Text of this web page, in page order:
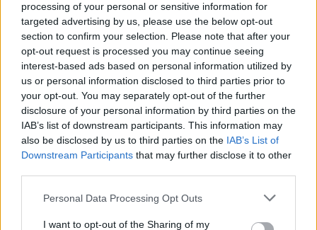
processing of your personal or sensitive information for
targeted advertising by us, please use the below opt-out
section to confirm your selection. Please note that after your
opt-out request is processed you may continue seeing
interest-based ads based on personal information utilized by
us or personal information disclosed to third parties prior to
your opt-out. You may separately opt-out of the further
disclosure of your personal information by third parties on the
IAB’s list of downstream participants. This information may
also be disclosed by us to third parties on the IAB’s List of
Downstream Participants that may further disclose it to other
Please note that this website/app uses one or more Google
not limited to your visit or usage behaviour. You may click to
Personal Data Processing Opt Outs
I want to opt-out of the Sharing of my
Fan art de style anime représentant un Tarnished en
armure de Couteau Noir affrontant un énorme boss